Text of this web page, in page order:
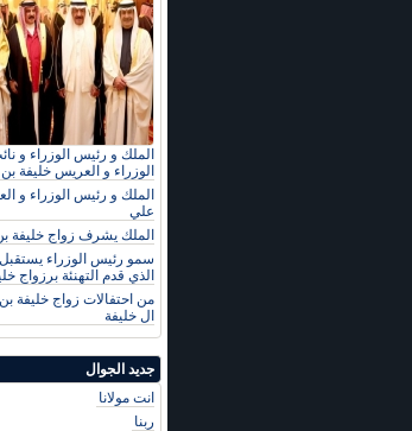
الملك و رئيس الوزراء و
الوزراء و العريس خليفة
الملك و رئيس الوزراء و
علي
الملك يشرف زواج خليفة
سمو رئيس الوزراء
الذي قدم التهنئة برزواج
من احتفالات زواج خليفة
ال خليفة
جديد الجوال
انت مولانا
ربنا